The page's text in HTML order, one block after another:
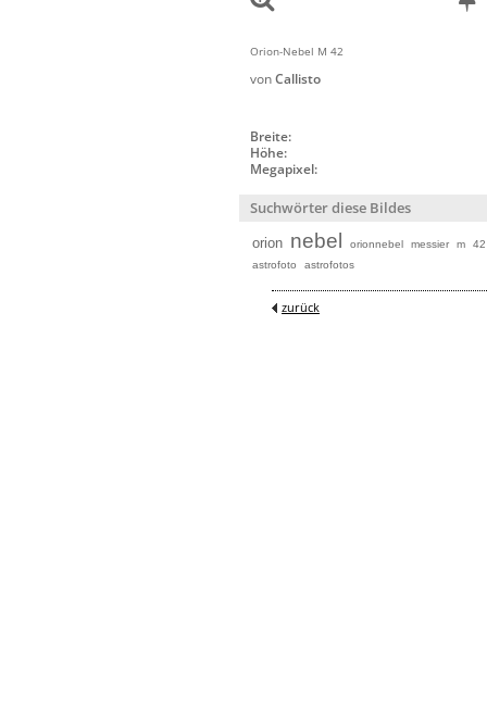
Orion-Nebel M 42
vonCallisto
Breite:
Höhe:
Megapixel:
Suchwörter diese Bildes
orion nebel orionnebel messier m
42
astrofoto
astrofotos
zurück